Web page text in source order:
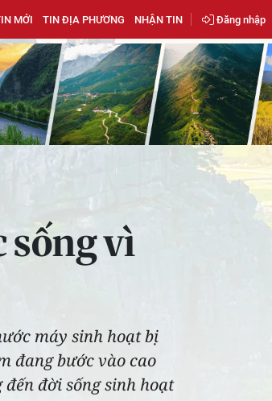
MỚI TIN ĐỊA PHƯƠNG NHẬN TIN Đăng nhập
sống vì
máy sinh hoạt bị
đang bước vào cao
đời sống sinh hoạt